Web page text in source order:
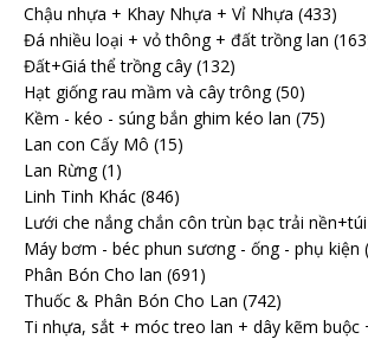
Chậu nhựa + Khay Nhựa + Vỉ Nhựa (433)
Đá nhiều loại + vỏ thông + đất trồng lan
Đất+Giá thể trồng cây (132)
Hạt giống rau mầm và cây trông (50)
Kềm - kéo - súng bắn ghim kéo lan (75)
Lan con Cấy Mô (15)
Lan Rừng (1)
Linh Tinh Khác (846)
Lưới che nắng chắn côn trùn bạc trải
Máy bơm - béc phun sương - ống - phụ kiện
Phân Bón Cho lan (691)
Thuốc & Phân Bón Cho Lan (742)
Ti nhựa, sắt + móc treo lan + dây kẽm buộc